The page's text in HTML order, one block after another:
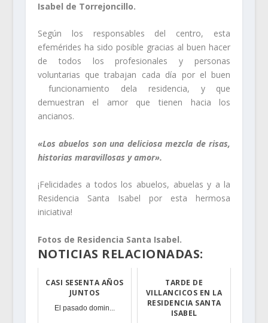
Isabel de Torrejoncillo.
Según los responsables del centro, esta
efemérides ha sido posible gracias al buen hacer
de todos los profesionales y personas
voluntarias que trabajan cada día por el buen
funcionamiento dela residencia, y que
demuestran el amor que tienen hacia los
ancianos.
«Los abuelos son una deliciosa mezcla de risas,
historias maravillosas y amor».
¡Felicidades a todos los abuelos, abuelas y a la
Residencia Santa Isabel por esta hermosa
iniciativa!
Fotos de Residencia Santa Isabel.
NOTICIAS RELACIONADAS:
CASI SESENTA AÑOS
JUNTOS
El pasado domin...
TARDE DE
VILLANCICOS EN LA
RESIDENCIA SANTA
ISABEL